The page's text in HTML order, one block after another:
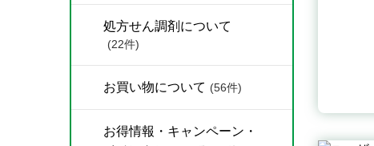
処方せん調剤について
(22件)
お買い物について (56件)
お得情報・キャンペーン・